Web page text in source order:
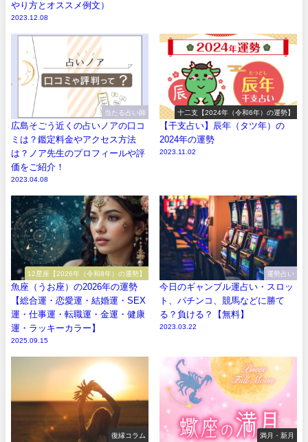
やり方とオススメ例文）
2023.12.08
当たる占い師
広島そごう近くの占いノアの口コ
ミは？鑑定料金やアクセス方法
は？ノア先生のプロフィールや評
価をご紹介！
2023.04.08
十二支【2024年（令和6年）の運勢】
【干支占い】辰年（タツ年）の
2024年の運勢
2023.11.02
12星座【2026年（令和8年）の運勢】
魚座（うお座）の2026年の運勢
【総合運・恋愛運・結婚運・SEX
運・仕事運・転職運・金運・健康
運・ラッキーカラー】
2025.09.15
運勢占い
今日のギャンブル運占い・スロッ
ト、パチンコ、競馬などに勝て
る？負ける？【無料】
2023.03.22
復縁コラム 満月・新月